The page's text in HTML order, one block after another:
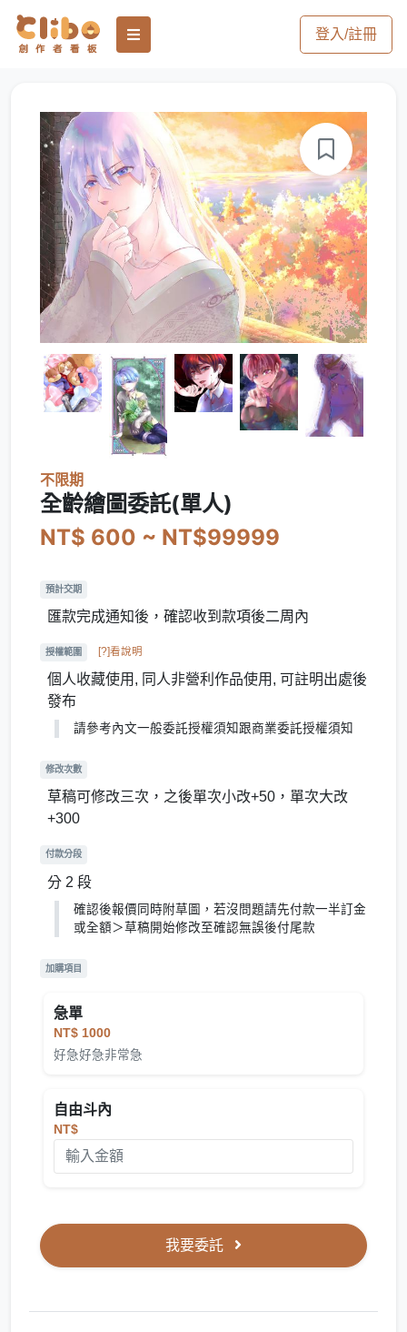
登入/註冊
不限期
全齡繪圖委託(單人)
NT$ 600 ~ NT$99999
預計交期
匯款完成通知後，確認收到款項後二周內
授權範圍 [?]看說明
個人收藏使用, 同人非營利作品使用, 可註明出處後
發布
請參考內文一般委託授權須知跟商業委託授權須知
修改次數
草稿可修改三次，之後單次小改+50，單次大改
+300
付款分段
分 2 段
確認後報價同時附草圖，若沒問題請先付款一半訂金
或全額＞草稿開始修改至確認無誤後付尾款
加購項目
急單
NT$ 1000
好急好急非常急
自由斗內
NT$
我要委託